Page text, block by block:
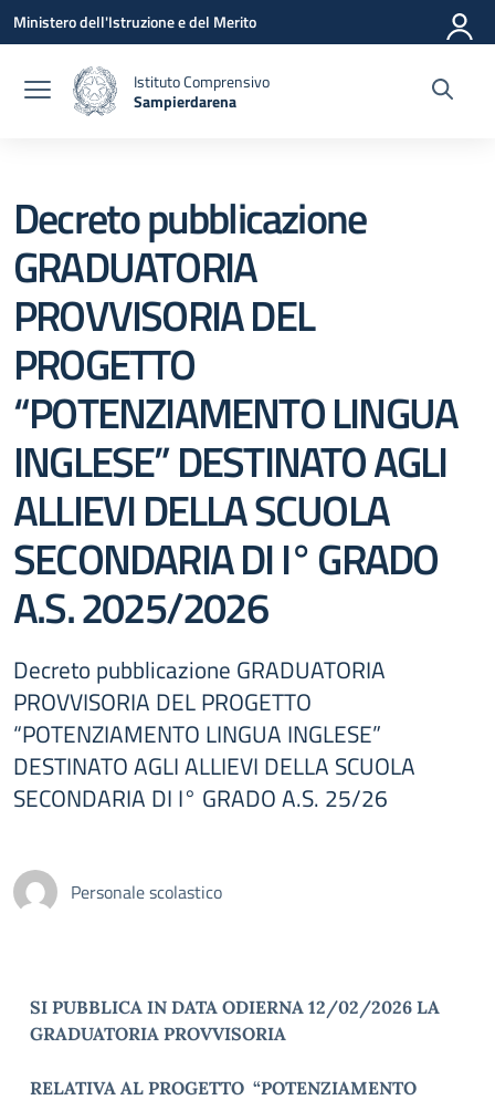
Vai ai contenuti
Vai al menu di navigazione
Vai al footer
Ministero dell'Istruzione e del Merito
Istituto Comprensivo
Sampierdarena
Decreto pubblicazione
GRADUATORIA
PROVVISORIA DEL
PROGETTO
“POTENZIAMENTO LINGUA
INGLESE” DESTINATO AGLI
ALLIEVI DELLA SCUOLA
SECONDARIA DI I° GRADO
A.S. 2025/2026
Decreto pubblicazione GRADUATORIA
PROVVISORIA DEL PROGETTO
“POTENZIAMENTO LINGUA INGLESE”
DESTINATO AGLI ALLIEVI DELLA SCUOLA
SECONDARIA DI I° GRADO A.S. 25/26
Personale scolastico
SI PUBBLICA IN DATA ODIERNA 12/02/2026 LA
GRADUATORIA PROVVISORIA
RELATIVA AL PROGETTO “POTENZIAMENTO